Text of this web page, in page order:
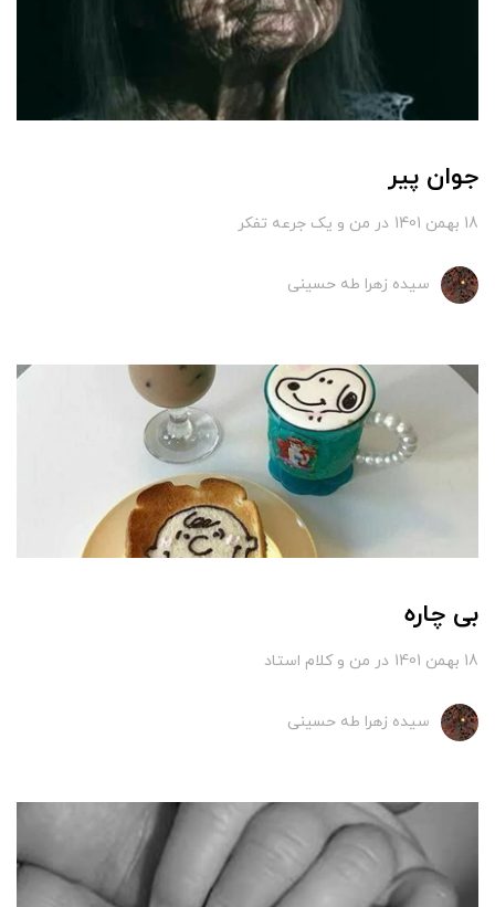
جوان پیر
18 بهمن 1401 در من و یک جرعه تفکر
سیده زهرا طه حسینی
بی چاره
18 بهمن 1401 در من و کلام استاد
سیده زهرا طه حسینی